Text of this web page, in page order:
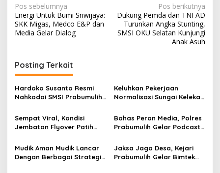
N
a
v
g
a
s
i
p
o
s
Pos sebelumnya
Energi Untuk Bumi Sriwijaya:
SKK Migas, Medco E&P dan
Media Gelar Dialog
Pos berikutnya
Dukung Pemda dan TNI AD
Turunkan Angka Stunting,
SMSI OKU Selatan Kunjungi
Anak Asuh
Posting Terkait
Hardoko Susanto Resmi
Nahkodai SMSI Prabumulih,
Dukung Pemerintah
Keluhkan Pekerjaan
Normalisasi Sungai Kelekar,
Gelar Aksi Unjuk Rasa
Sempat Viral, Kondisi
Jembatan Flyover Patih
Gelap Gulita
Bahas Peran Media, Polres
Prabumulih Gelar Podcast
Mudik Aman Mudik Lancar
Dengan Berbagai Strategi
Jaksa Jaga Desa, Kejari
Prabumulih Gelar Bimtek